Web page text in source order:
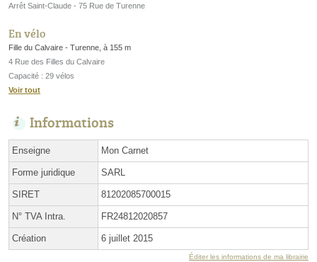
Arrêt Saint-Claude - 75 Rue de Turenne
En vélo
Fille du Calvaire - Turenne, à 155 m
4 Rue des Filles du Calvaire
Capacité : 29 vélos
Voir tout
Informations
Enseigne Mon Carnet
Forme juridique SARL
SIRET 81202085700015
N° TVA Intra. FR24812020857
Création 6 juillet 2015
Éditer les informations de ma librairie